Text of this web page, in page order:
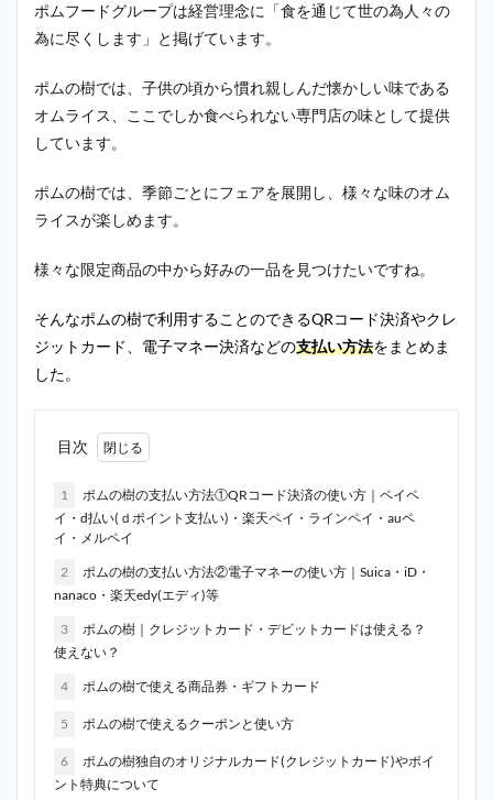
ポムフードグループは経営理念に「食を通じて世の為人々の
為に尽くします」と掲げています。
ポムの樹では、子供の頃から慣れ親しんだ懐かしい味である
オムライス、ここでしか食べられない専門店の味として提供
しています。
ポムの樹では、季節ごとにフェアを展開し、様々な味のオム
ライスが楽しめます。
様々な限定商品の中から好みの一品を見つけたいですね。
そんなポムの樹で利用することのできるQRコード決済やクレ
ジットカード、電子マネー決済などの支払い方法をまとめま
した。
目次
1
ポムの樹の支払い方法①QRコード決済の使い方｜ペイペ
イ・d払い(ｄポイント支払い)・楽天ペイ・ラインペイ・auペ
イ・メルペイ
2
ポムの樹の支払い方法②電子マネーの使い方｜Suica・iD・
nanaco・楽天edy(エディ)等
3
ポムの樹｜クレジットカード・デビットカードは使える？
使えない？
4 ポムの樹で使える商品券・ギフトカード
5 ポムの樹で使えるクーポンと使い方
6
ポムの樹独自のオリジナルカード(クレジットカード)やポイ
ント特典について